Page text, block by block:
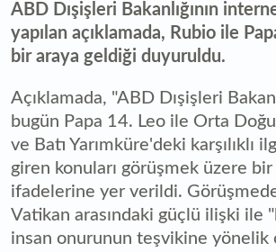
ABD Dışişleri Bakanlığının
yapılan açıklamada, Rubio ile
bir araya geldiği duyuruldu.
Açıklamada, "ABD Dışişleri
bugün Papa 14. Leo ile Orta
ve Batı Yarımküre'deki karşılıklı
giren konuları görüşmek üzere
ifadelerine yer verildi.
Vatikan arasındaki güçlü ilişki ile
insan onurunun teşvikine yönelik